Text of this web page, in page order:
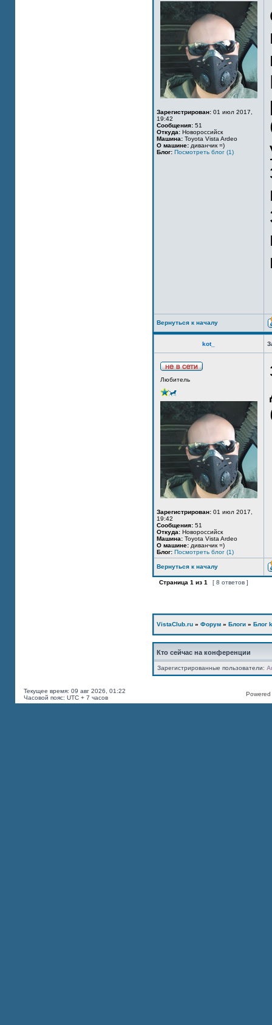
Зарегистрирован: 01 июл 2017,
19:42
Сообщения: 51
Откуда: Новороссийск
Машина: Toyota Vista Ardeo
О машине: диванчик =)
Блог: Посмотреть блог (1)
Вернуться к началу
kot_
Любитель
Зарегистрирован: 01 июл 2017,
19:42
Сообщения: 51
Откуда: Новороссийск
Машина: Toyota Vista Ardeo
О машине: диванчик =)
Блог: Посмотреть блог (1)
Вернуться к началу
Страница 1 из 1 [ 8 ответов ]
VistaClub.ru » Форум » Блоги » Блог
Кто сейчас на конференции
Зарегистрированные пользователи:
Текущее время: 09 авг 2026, 01:22
Часовой пояс: UTC + 7 часов